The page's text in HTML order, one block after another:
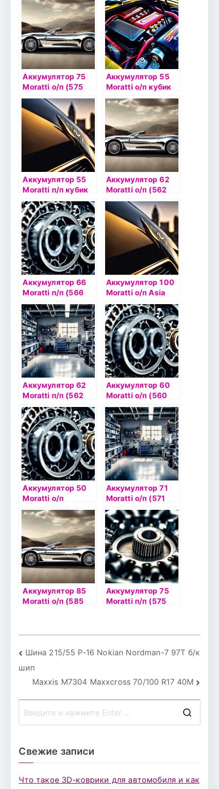
Аккумулятор 75
Moratti о/п (575
013 075)
Аккумулятор 55
Moratti о/п кубик
(5 550 060 055)
Аккумулятор 55
Moratti п/п кубик
(5 550 064 055)
Аккумулятор 62
Moratti о/п (562
059 061)
Аккумулятор 66
Moratti п/п (566
018 062)
Аккумулятор 100
Moratti о/п Asia
(600 018 085)
Аккумулятор 62
Moratti п/п (562
065 061)
Аккумулятор 60
Moratti о/п (560
059 060)
Аккумулятор 50
Moratti о/п
uni.клеммы выс.
550 023/084 033
Аккумулятор 71
Moratti о/п (571
013 068)
Аккумулятор 85
Moratti о/п (585
Аккумулятор 75
Moratti п/п (575
Навигация
по
записям
Шина 215/55 Р-16 Nokian Nordman-7 97T б/к
шип
Maxxis M7304 Maxxcross 70/100 R17 40M
Свежие записи
Что такое 3D-коврики для автомобиля и как